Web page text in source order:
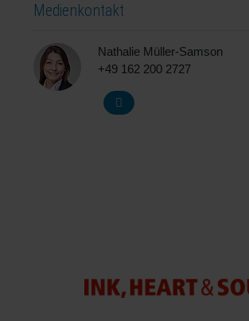
Medienkontakt
Nathalie Müller-Samson
+49 162 200 2727